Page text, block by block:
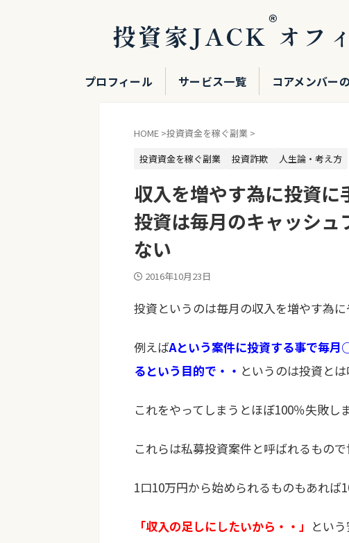
投資家JACK®オフ
プロフィール サービス一覧 コアメンバー
HOME >投資資金を稼ぐ副業 >
投資資金を稼ぐ副業
投資詐欺 人生論・考え方
収入を増やす為に投資に
投資は毎月のキャッシ
ない
2016年10月23日
投資というのは毎月の収入を増やす為に
例えばAという案件に投資する事で毎
るという目的で・・ というのは投資とは
これをやってしまうとほぼ100％失敗しま
これらは私募投資案件と呼ばれるもの
1口10万円から始められるものもあれば
「収入の足しにしたいから・・」 とい